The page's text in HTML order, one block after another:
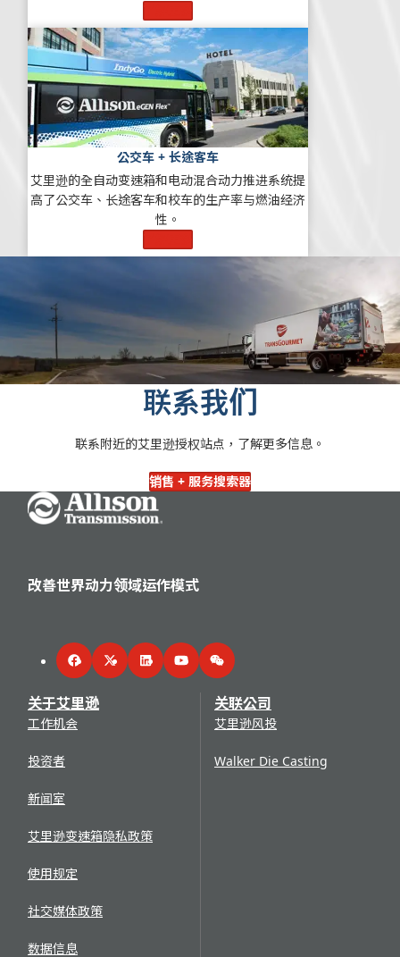
公交车 + 长途客车
艾里逊的全自动变速箱和电动混合动力推进系统提
高了公交车、长途客车和校车的生产率与燃油经济
性。
联系我们
联系附近的艾里逊授权站点，了解更多信息。
销售 + 服务搜索器
Go Home
改善世界动力领域运作模式
FacebookTwitterLinkedInYouTubeWeChat
关于艾里逊
工作机会
投资者
新闻室
艾里逊变速箱隐私政策
使用规定
社交媒体政策
数据信息
关联公司
艾里逊风投
Walker Die Casting